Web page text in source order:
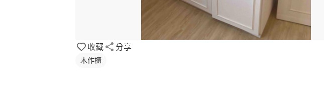
收藏 分享
木作櫃